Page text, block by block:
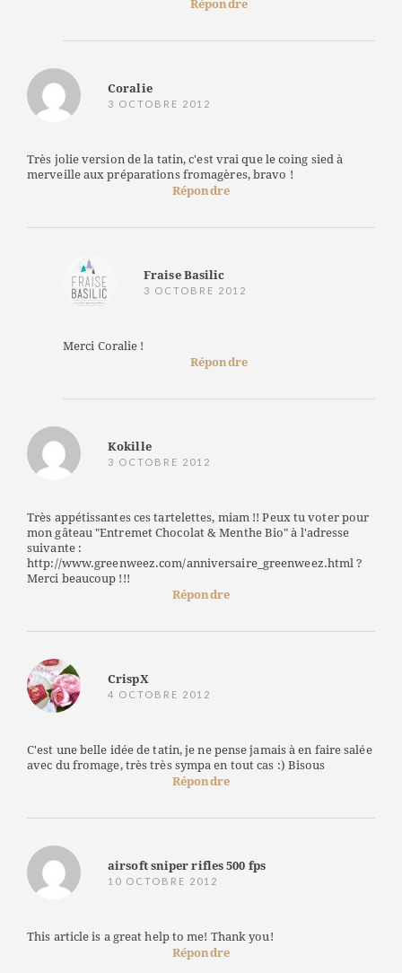
Répondre
Coralie
3 OCTOBRE 2012
Très jolie version de la tatin, c'est vrai que le coing sied à
merveille aux préparations fromagères, bravo !
Répondre
Fraise Basilic
3 OCTOBRE 2012
Merci Coralie !
Répondre
Kokille
3 OCTOBRE 2012
Très appétissantes ces tartelettes, miam !! Peux tu voter pour
mon gâteau "Entremet Chocolat & Menthe Bio" à l'adresse
suivante :
http://www.greenweez.com/anniversaire_greenweez.html ?
Merci beaucoup !!!
Répondre
CrispX
4 OCTOBRE 2012
C'est une belle idée de tatin, je ne pense jamais à en faire salée
avec du fromage, très très sympa en tout cas :) Bisous
Répondre
airsoft sniper rifles 500 fps
10 OCTOBRE 2012
This article is a great help to me! Thank you!
Répondre